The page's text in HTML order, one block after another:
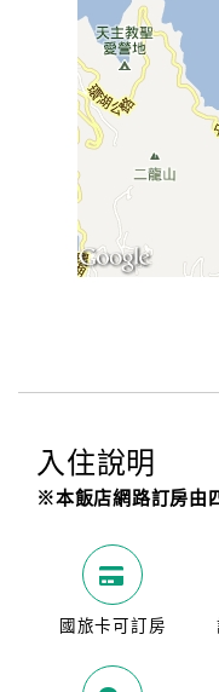
入住說明
※本飯店網路訂房由
國旅卡可訂房